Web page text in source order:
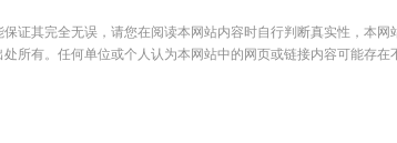
证其完全无误，请您在阅读本网站内容时自行判断真实性，本
所有。任何单位或个人认为本网站中的网页或链接内容可能存